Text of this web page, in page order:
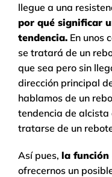
llegue a una
por qué significar
tendencia. En unos
se tratará de un
que sea pero sin
dirección principal
hablamos de un
tendencia de alcista
tratarse de un
Así pues, la función
ofrecernos un